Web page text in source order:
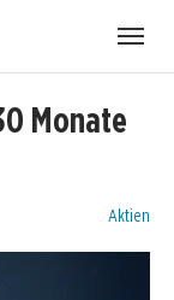
Monate
Aktien